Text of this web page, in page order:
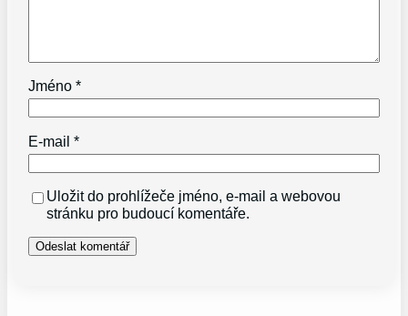
Jméno*
E-mail*
Uložit do prohlížeče jméno, e-mail a webovou
stránku pro budoucí komentáře.